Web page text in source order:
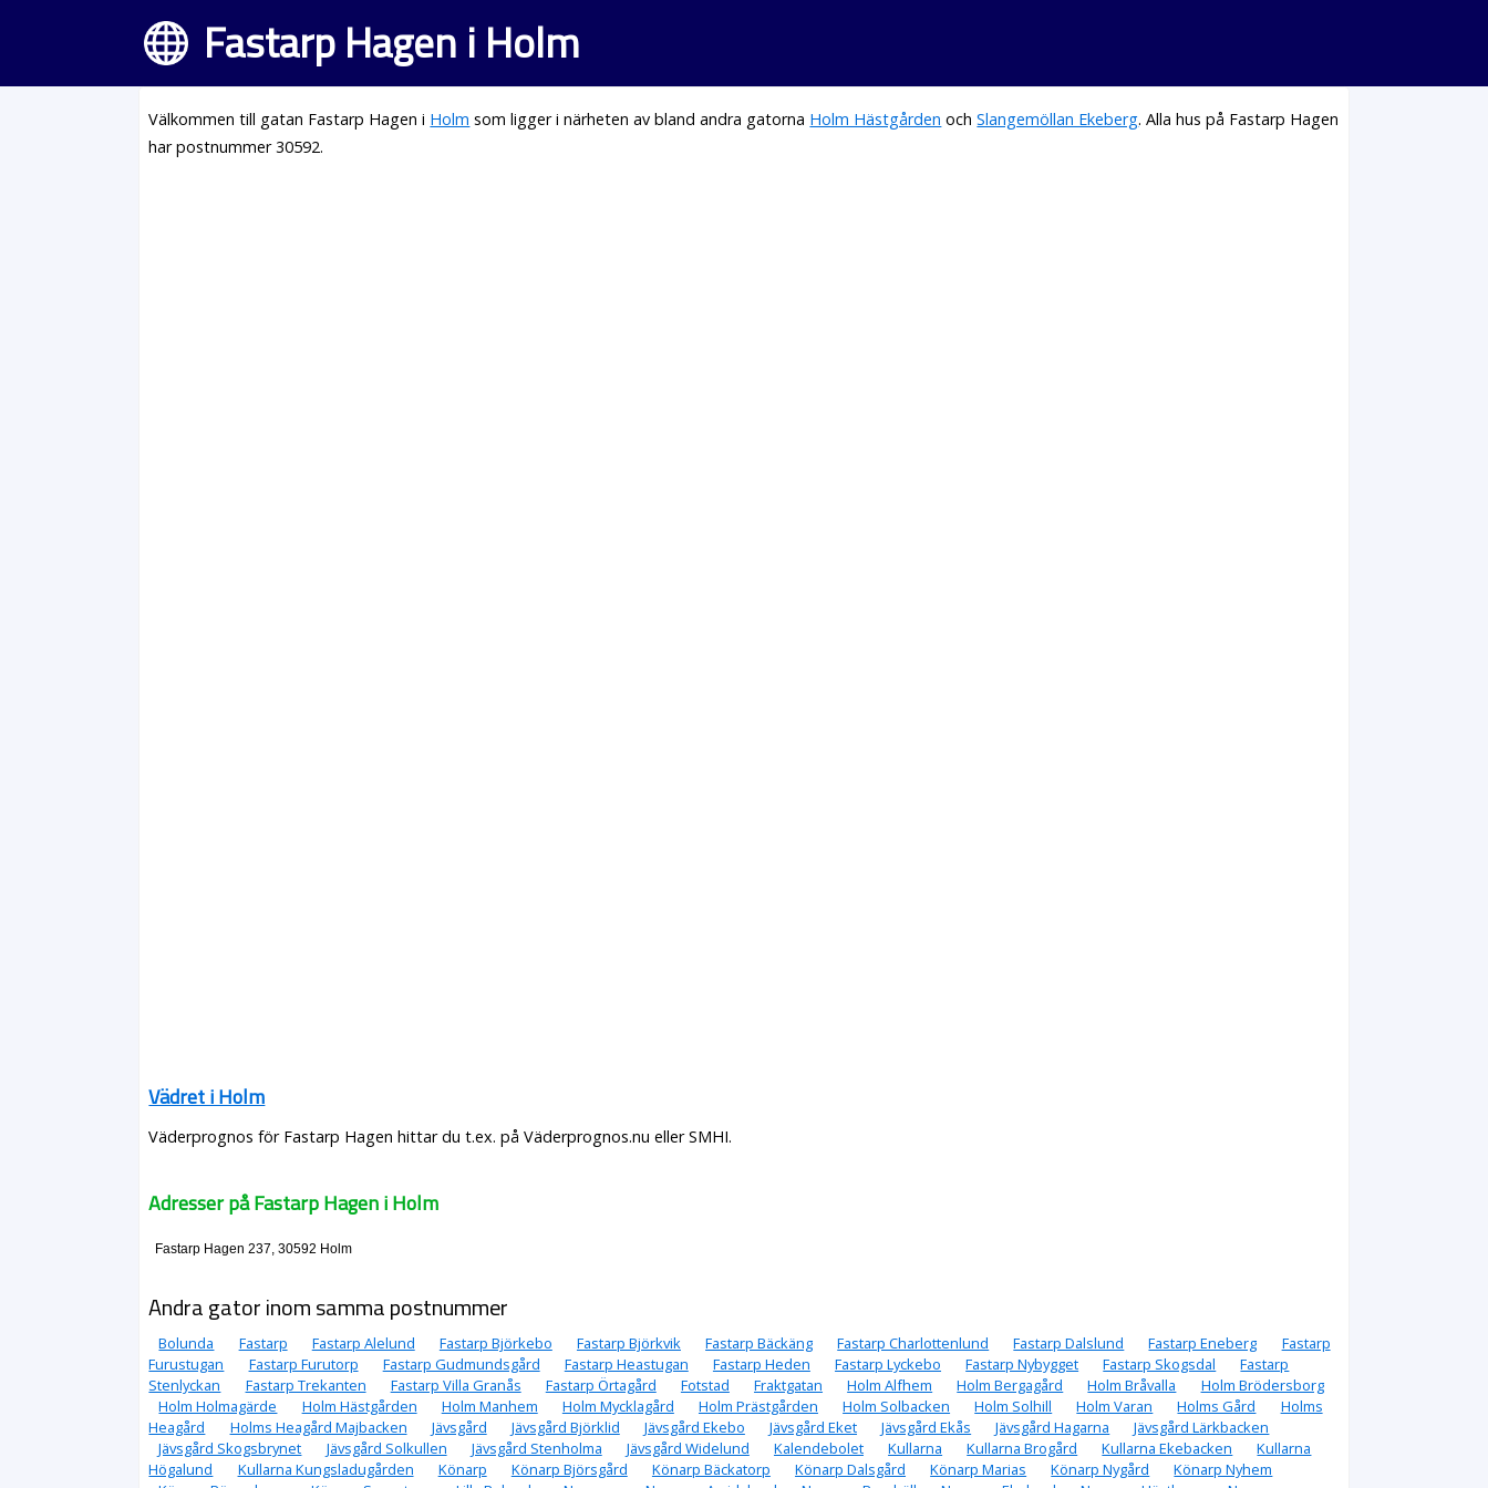
Fastarp Hagen i Holm
Välkommen till gatan Fastarp Hagen i Holm som ligger i närheten av bland andra gatorna Holm Hästgården ochSlangemöllan Ekeberg. Alla hus på Fastarp Hagen
har postnummer 30592.
Vädret i Holm
Väderprognos för Fastarp Hagen hittar du t.ex. på Väderprognos.nu eller SMHI.
Adresser på Fastarp Hagen i Holm
Fastarp Hagen 237, 30592 Holm
Andra gator inom samma postnummer
Bolunda Fastarp Fastarp Alelund Fastarp Björkebo Fastarp Björkvik Fastarp Bäckäng Fastarp Charlottenlund Fastarp Dalslund Fastarp Eneberg
Fastarp
Furustugan
Fastarp Furutorp Fastarp Gudmundsgård Fastarp Heastugan Fastarp Heden Fastarp Lyckebo Fastarp Nybygget Fastarp Skogsdal
Fastarp
Stenlyckan
Fastarp Trekanten Fastarp Villa Granås Fastarp Örtagård Fotstad Fraktgatan Holm Alfhem Holm Bergagård Holm Bråvalla
Holm Brödersborg
Holm Holmagärde
Holm Hästgården Holm Manhem Holm Mycklagård Holm Prästgården Holm Solbacken Holm Solhill Holm Varan Holms Gård
Holms
Heagård
Holms Heagård Majbacken Jävsgård Jävsgård Björklid Jävsgård Ekebo Jävsgård Eket Jävsgård Ekås Jävsgård Hagarna
Jävsgård Lärkbacken
Jävsgård Skogsbrynet
Jävsgård Solkullen Jävsgård Stenholma Jävsgård Widelund Kalendebolet Kullarna Kullarna Brogård Kullarna Ekebacken
Kullarna
Högalund
Kullarna Kungsladugården Könarp Könarp Björsgård Könarp Bäckatorp Könarp Dalsgård Könarp Marias Könarp Nygård
Könarp Nyhem